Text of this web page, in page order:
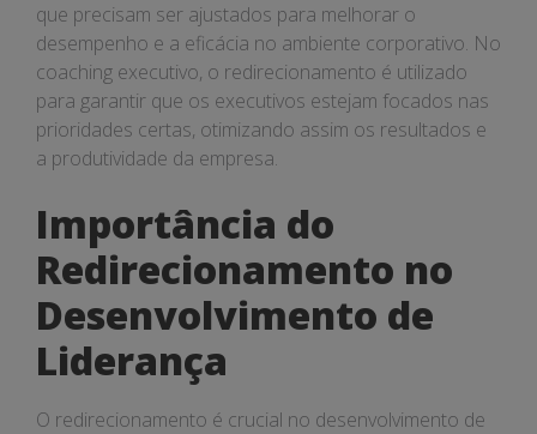
que precisam ser ajustados para melhorar o
desempenho e a eficácia no ambiente corporativo. No
coaching executivo, o redirecionamento é utilizado
para garantir que os executivos estejam focados nas
prioridades certas, otimizando assim os resultados e
a produtividade da empresa.
Importância do
Redirecionamento no
Desenvolvimento de
Liderança
O redirecionamento é crucial no desenvolvimento de